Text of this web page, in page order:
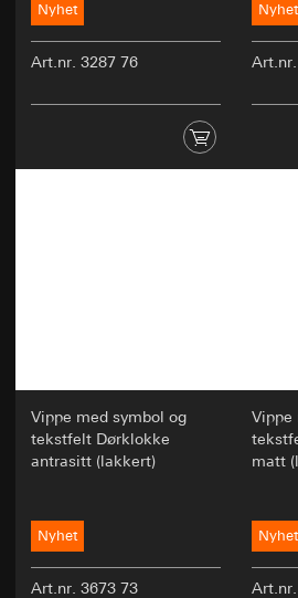
Nyhet
Art.nr. 3287 76
Nyhet
Vippe med symbol og
tekstfelt Dørklokke
antrasitt (lakkert)
Nyhet
Art.nr. 3673 73
Vippe
matt
Nyhet
Eksterne
som fungerer som
til art. 28 i GDPR
Overføring til tredjeland:
Ingen
Informasjonskapselens levetid:
men maksimalt 1 år